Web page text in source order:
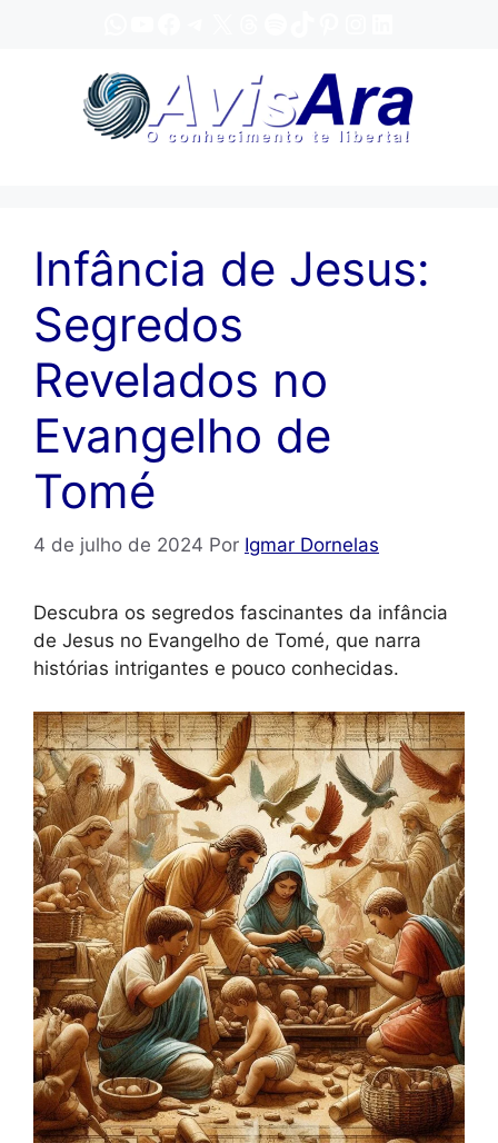
Infância de Jesus:
Segredos
Revelados no
Evangelho de
Tomé
4 de julho de 2024 Por Igmar Dornelas
Descubra os segredos fascinantes da infância
de Jesus no Evangelho de Tomé, que narra
histórias intrigantes e pouco conhecidas.